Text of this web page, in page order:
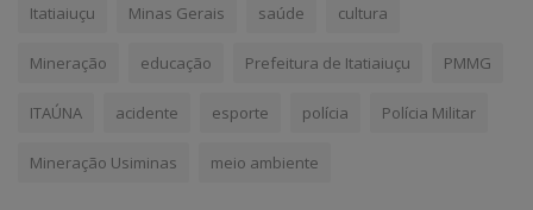
Itatiaiuçu Minas Gerais saúde cultura
Mineração educação Prefeitura de Itatiaiuçu PMMG
ITAÚNA acidente esporte polícia Polícia Militar
Mineração Usiminas meio ambiente